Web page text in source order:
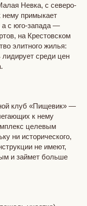
Невка, с северо-
нему примыкает
с юго-запада —
на Крестовском
элитного жилья:
лидирует среди цен
клуб «Пищевик» —
к нему
целевым
ни исторического,
не имеют,
и займет больше